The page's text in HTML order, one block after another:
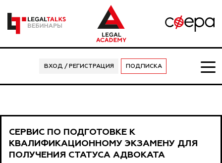
ВХОД / РЕГИСТРАЦИЯ ПОДПИСКА
СЕРВИС ПО ПОДГОТОВКЕ К
КВАЛИФИКАЦИОННОМУ ЭКЗАМЕНУ ДЛЯ
ПОЛУЧЕНИЯ СТАТУСА АДВОКАТА